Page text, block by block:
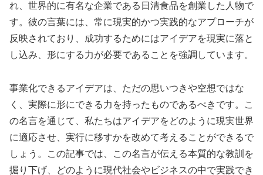
れ、世界的に有名な企業である日清食品を創業した人物で
す。彼の言葉には、常に現実的かつ実践的なアプローチが
反映されており、成功するためにはアイデアを現実に落と
し込み、形にする力が必要であることを強調しています。
事業化できるアイデアは、ただの思いつきや空想ではな
く、実際に形にできる力を持ったものであるべきです。こ
の名言を通じて、私たちはアイデアをどのように現実世界
に適応させ、実行に移すかを改めて考えることができるで
しょう。この記事では、この名言が伝える本質的な教訓を
掘り下げ、どのように現代社会やビジネスの中で実践でき